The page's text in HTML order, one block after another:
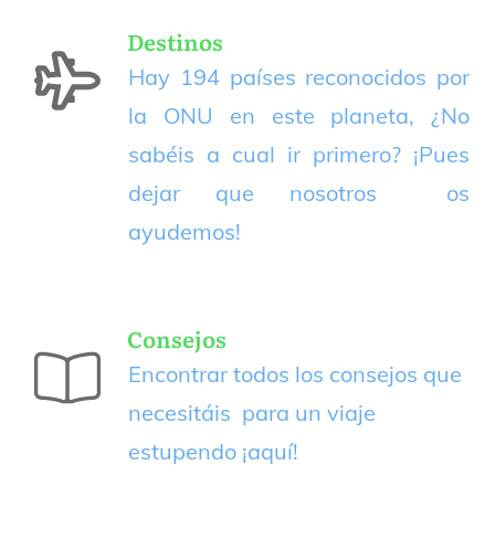
Destinos
Hay 194 países reconocidos por
la ONU en este planeta, ¿No
sabéis a cual ir primero? ¡Pues
dejar que nosotros os
ayudemos!
Consejos
Encontrar todos los consejos que
necesitáis para un viaje
estupendo ¡aquí!